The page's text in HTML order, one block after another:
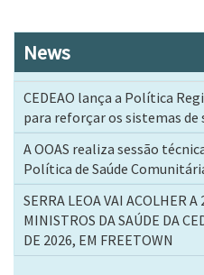
News
CEDEAO lança a Política
para reforçar os sistemas de
A OOAS realiza sessão
Política de Saúde
SERRA LEOA VAI ACOLHER A
MINISTROS DA SAÚDE DA
DE 2026, EM FREETOWN